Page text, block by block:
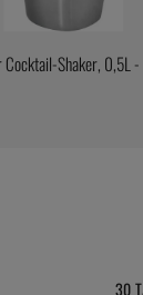
Cocktail-Shaker, 0,5L -
30